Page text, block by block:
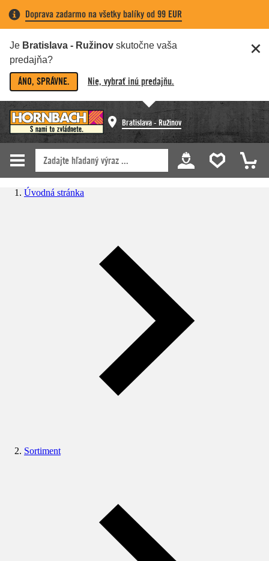
Doprava zadarmo na všetky balíky od 99 EUR
Je Bratislava - Ružinov skutočne vaša
predajňa?
ÁNO, SPRÁVNE. Nie, vybrať inú predajňu.
Bratislava - Ružinov
Úvodná stránka
Sortiment